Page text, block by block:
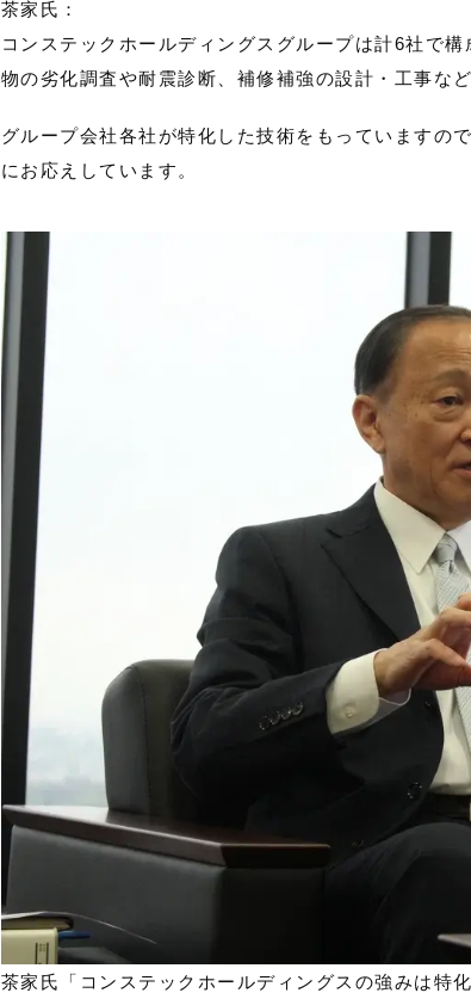
茶家氏：
コンステックホールディングスグループは計6社で
物の劣化調査や耐震診断、補修補強の設計・工事な
グループ会社各社が特化した技術をもっていますの
にお応えしています。
茶家氏「コンステックホールディングスの強みは特